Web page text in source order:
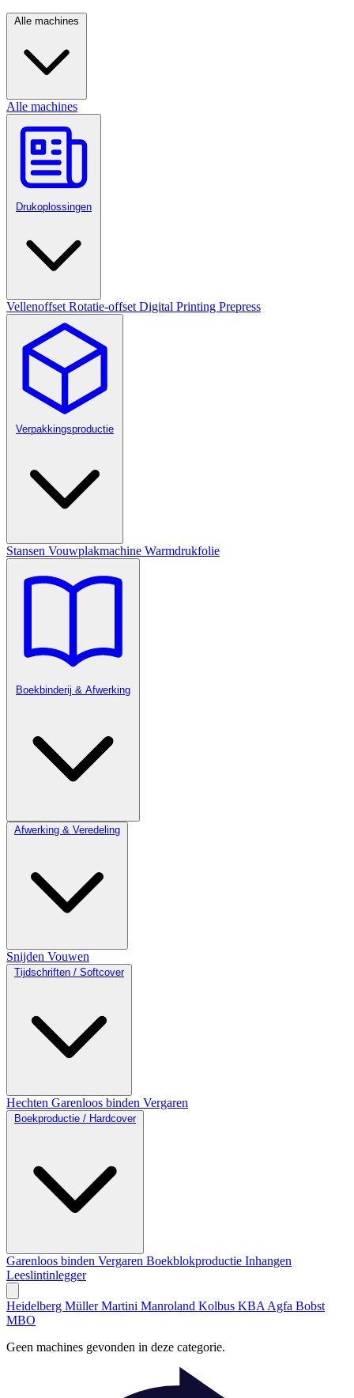
Alle machines
Alle machines
Drukoplossingen
Vellenoffset Rotatie-offset Digital Printing Prepress
Verpakkingsproductie
Stansen Vouwplakmachine Warmdrukfolie
Boekbinderij & Afwerking
Afwerking & Veredeling
Snijden Vouwen
Tijdschriften / Softcover
Hechten Garenloos binden Vergaren
Boekproductie / Hardcover
Garenloos binden Vergaren Boekblokproductie Inhangen
Leeslintinlegger
Heidelberg Müller Martini Manroland Kolbus KBA Agfa Bobst
MBO
Geen machines gevonden in deze categorie.